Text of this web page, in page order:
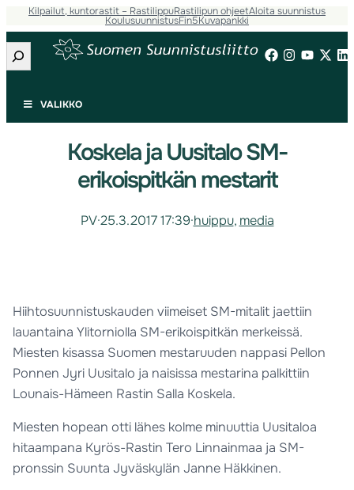
Kilpailut, kuntorastit – RastilippuRastilipun ohjeetAloita suunnistus
KoulusuunnistusFin5Kuvapankki
Etsi
VALIKKO
Koskela ja Uusitalo SM-
erikoispitkän mestarit
PV·25.3.2017 17:39·huippu, media
Hiihtosuunnistuskauden viimeiset SM-mitalit jaettiin
lauantaina Ylitorniolla SM-erikoispitkän merkeissä.
Miesten kisassa Suomen mestaruuden nappasi Pellon
Ponnen Jyri Uusitalo ja naisissa mestarina palkittiin
Lounais-Hämeen Rastin Salla Koskela.
Miesten hopean otti lähes kolme minuuttia Uusitaloa
hitaampana Kyrös-Rastin Tero Linnainmaa ja SM-
pronssin Suunta Jyväskylän Janne Häkkinen.